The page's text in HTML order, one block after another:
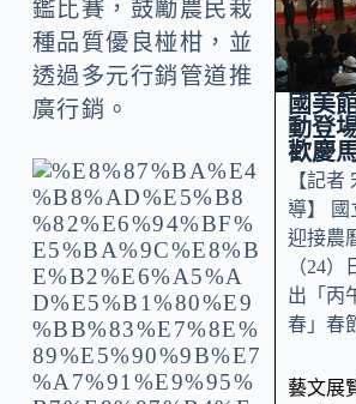
鑑比賽，鼓勵農民栽
種品質優良椪柑，並
透過多元行銷管道推
廣行銷。
國美
動登
歡慶
【記者
導】 國
迎接農
（24
出「丙
春」春
藝文展